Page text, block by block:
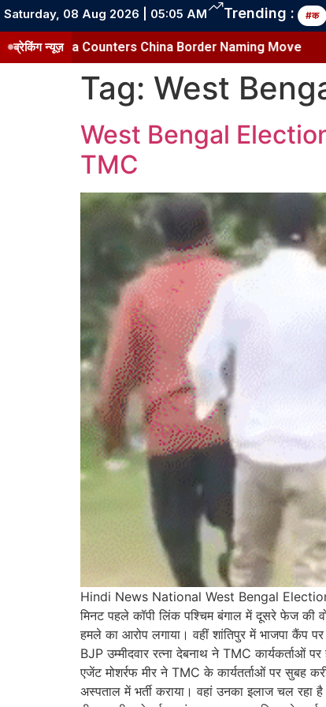
Saturday, 08 Aug 2026 | 05:05 AM Trending : #क
ब्रेकिंग न्यूज़
| India Counters China Border Naming Move
Tag: West
West Bengal
TMC
Hindi News National West Bengal
मिनट पहले कॉपी लिंक पश्चिम बंगाल में दूसरे फेज की
हमले का आरोप लगाया। वहीं शांतिपुर में भाजपा कैंप
BJP उम्मीदवार रत्ना देबनाथ ने TMC कार्यकर्ताओं
एजेंट मोशर्रफ मीर ने TMC के कार्यतर्ताओं पर सुबह
अस्पताल में भर्ती कराया। वहां उनका इलाज चल रहा